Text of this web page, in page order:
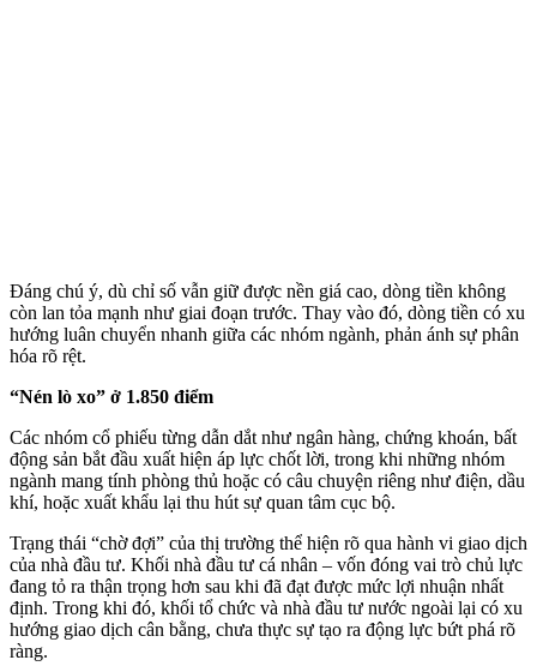
Đáng chú ý, dù chỉ số vẫn giữ được nền giá cao, dòng tiền không
còn lan tỏa mạnh như giai đoạn trước. Thay vào đó, dòng tiền có xu
hướng luân chuyển nhanh giữa các nhóm ngành, phản ánh sự phân
hóa rõ rệt.
“Nén lò xo” ở 1.850 điểm
Các nhóm cổ phiếu từng dẫn dắt như ngân hàng, chứng khoán, bất
động sản bắt đầu xuất hiện áp lực chốt lời, trong khi những nhóm
ngành mang tính phòng thủ hoặc có câu chuyện riêng như điện, dầu
khí, hoặc xuất khẩu lại thu hút sự quan tâm cục bộ.
Trạng thái “chờ đợi” của thị trường thể hiện rõ qua hành vi giao dịch
của nhà đầu tư. Khối nhà đầu tư cá nhân – vốn đóng vai trò chủ lực
đang tỏ ra thận trọng hơn sau khi đã đạt được mức lợi nhuận nhất
định. Trong khi đó, khối tổ chức và nhà đầu tư nước ngoài lại có xu
hướng giao dịch cân bằng, chưa thực sự tạo ra động lực bứt phá rõ
ràng.